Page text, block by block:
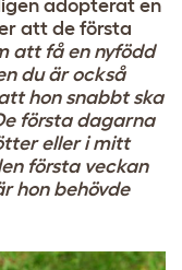
adopterat en
att de första
att få en nyfödd
du är också
hon snabbt ska
första dagarna
eller i mitt
första veckan
hon behövde